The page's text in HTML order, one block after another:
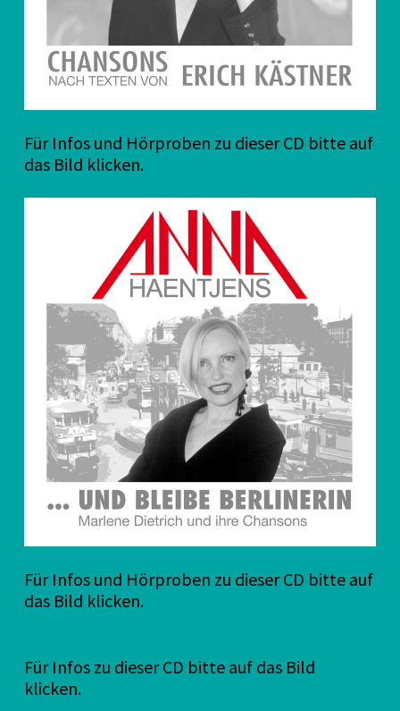
Für Infos und Hörproben zu dieser CD bitte auf
das Bild klicken.
Für Infos und Hörproben zu dieser CD bitte auf
das Bild klicken.
Für Infos zu dieser CD bitte auf das Bild
klicken.